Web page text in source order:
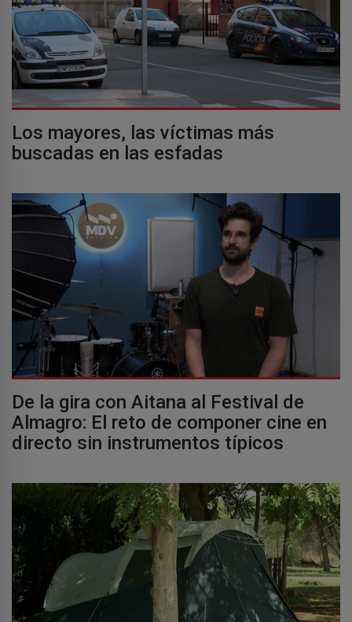
Los mayores, las víctimas más
buscadas en las esfadas
De la gira con Aitana al Festival de
Almagro: El reto de componer cine en
directo sin instrumentos típicos